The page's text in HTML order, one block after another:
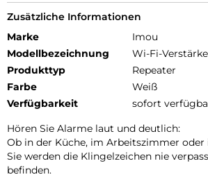
Zusätzliche Informationen
Marke
Imou
Modellbezeichnung
Wi-Fi-
Produkttyp
Repeater
Farbe
Weiß
Verfügbarkeit
sofort
Hören Sie Alarme laut und deutlich:
Ob in der Küche, im Arbeitszimmer
Sie werden die Klingelzeichen nie
befinden.